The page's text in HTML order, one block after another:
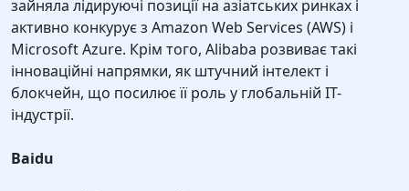
зайняла лідируючі позиції на азіатських ринках і
активно конкурує з Amazon Web Services (AWS) і
Microsoft Azure. Крім того, Alibaba розвиває такі
інноваційні напрямки, як штучний інтелект і
блокчейн, що посилює її роль у глобальній IT-
індустрії.
Baidu